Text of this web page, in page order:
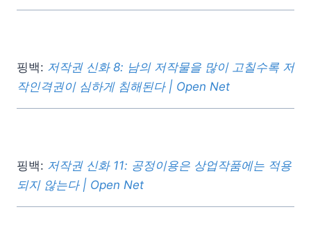
핑백: 저작권 신화 8: 남의 저작물을 많이 고칠수록 저
작인격권이 심하게 침해된다 | Open Net
핑백: 저작권 신화 11: 공정이용은 상업작품에는 적용
되지 않는다 | Open Net